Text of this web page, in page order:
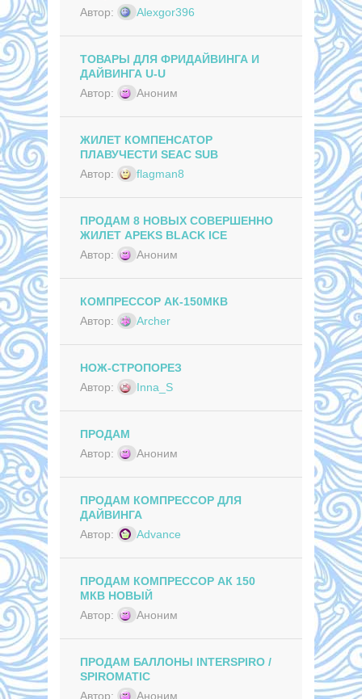
Автор:
Alexgor396
ТОВАРЫ ДЛЯ ФРИДАЙВИНГА И
ДАЙВИНГА U-U
Автор:
Аноним
ЖИЛЕТ КОМПЕНСАТОР
ПЛАВУЧЕСТИ SEAC SUB
Автор:
flagman8
ПРОДАМ 8 НОВЫХ СОВЕРШЕННО
ЖИЛЕТ APEKS BLACK ICE
Автор:
Аноним
КОМПРЕССОР АК-150МКВ
Автор:
Archer
НОЖ-СТРОПОРЕЗ
Автор:
Inna_S
ПРОДАМ
Автор:
Аноним
ПРОДАМ КОМПРЕССОР ДЛЯ
ДАЙВИНГА
Автор:
Advance
ПРОДАМ КОМПРЕССОР АК 150
МКВ НОВЫЙ
Автор:
Аноним
ПРОДАМ БАЛЛОНЫ INTERSPIRO /
SPIROMATIC
Автор:
Аноним